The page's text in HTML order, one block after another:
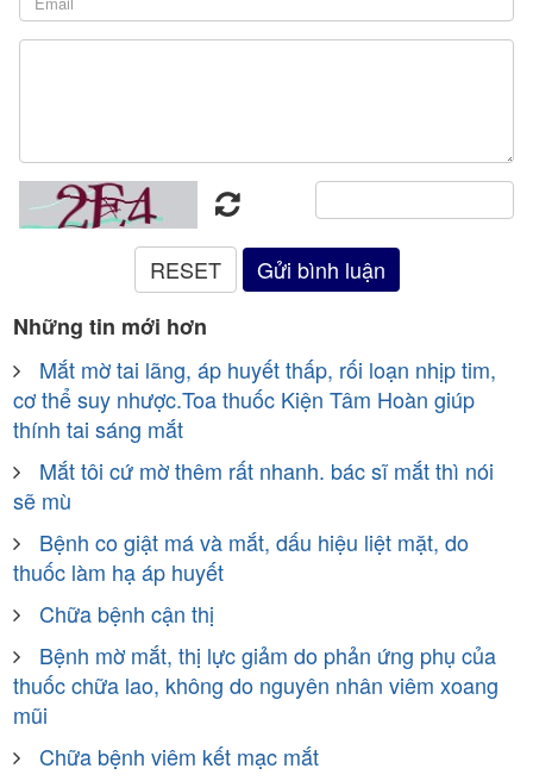
Những tin mới hơn
Mắt mờ tai lãng, áp huyết thấp, rối loạn nhịp tim,
cơ thể suy nhược.Toa thuốc Kiện Tâm Hoàn giúp
thính tai sáng mắt
Mắt tôi cứ mờ thêm rất nhanh. bác sĩ mắt thì nói
sẽ mù
Bệnh co giật má và mắt, dấu hiệu liệt mặt, do
thuốc làm hạ áp huyết
Chữa bệnh cận thị
Bệnh mờ mắt, thị lực giảm do phản ứng phụ của
thuốc chữa lao, không do nguyên nhân viêm xoang
mũi
Chữa bệnh viêm kết mạc mắt